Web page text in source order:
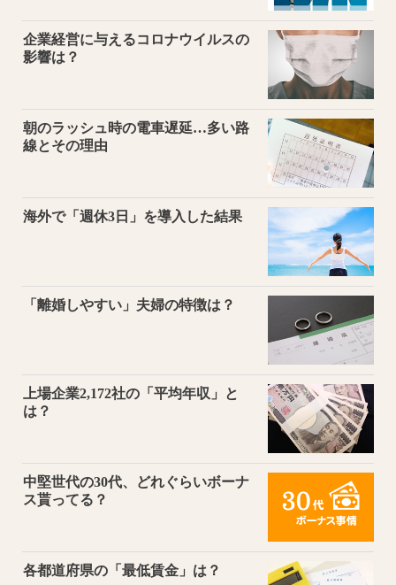
企業経営に与えるコロナウイルスの
影響は？
朝のラッシュ時の電車遅延…多い路
線とその理由
海外で「週休3日」を導入した結果
「離婚しやすい」夫婦の特徴は？
上場企業2,172社の「平均年収」と
は？
中堅世代の30代、どれぐらいボーナ
ス貰ってる？
各都道府県の「最低賃金」は？